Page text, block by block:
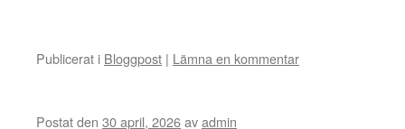
Publicerat i Bloggpost | Lämna en kommentar
Postat den 30 april, 2026avadmin